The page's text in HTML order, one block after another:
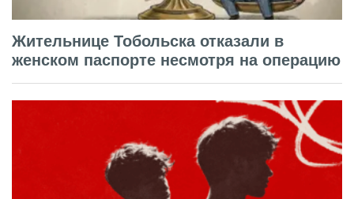
Жительнице Тобольска отказали в
женском паспорте несмотря на операцию